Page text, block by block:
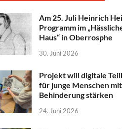
Am 25. Juli Heinrich
Programm im
Haus“ in Oberrosphe
30. Juni 2026
Projekt will digitale
für junge Menschen mit
Behinderung stärken
24. Juni 2026